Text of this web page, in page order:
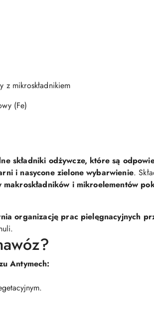
z mikroskładnikiem
(Fe)
składniki odżywcze, które są
i nasycone zielone wybarwienie.
i mikroelementów
organizację prac pielęgnacyjnych
Antymech: